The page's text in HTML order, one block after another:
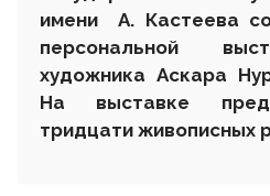
имени А. Кастеева
персональной
художника Аскара
На выставке
тридцати живописных